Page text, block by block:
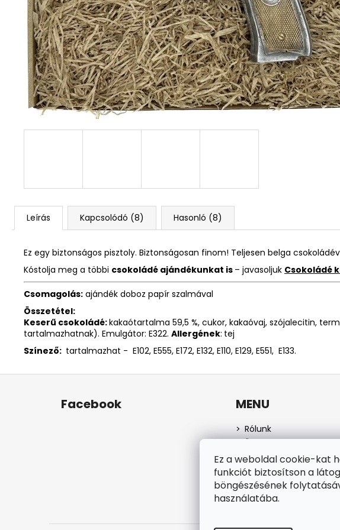
Ez a weboldal cookie-kat
funkciót biztosítson a
böngészésének
használatába.
Leírás Kapcsolódó (8) Hasonló (8)
Ez egy biztonságos pisztoly. Biztonságosan finom! Teljesen belga
Kóstolja meg a többi csokoládé ajándékunkat is – javasoljuk Csokoládé
Csomagolás: ajándék doboz papír szalmával
Összetétel:
Keserű csokoládé:kakaótartalma 59,5 %, cukor, kakaóvaj, szójalecitin,
tartalmazhatnak). Emulgátor: E322. Allergének: tej
Színező: tartalmazhat - E102, E555, E172, E132, E110, E129, E551, E133.
L
Facebook MENU
Rólunk
Üzleti feltételek
Szemelyes adatok
Szállítás & fizetés
Webáruház értékelése
Rendelésem